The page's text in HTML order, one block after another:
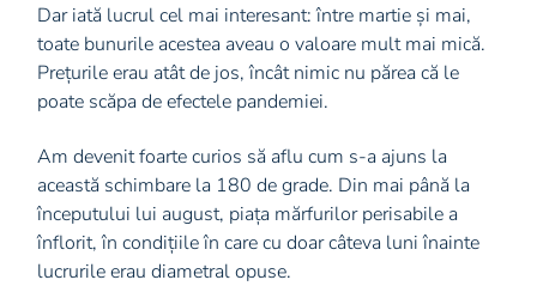
Dar iată lucrul cel mai interesant: între martie și mai,
toate bunurile acestea aveau o valoare mult mai mică.
Prețurile erau atât de jos, încât nimic nu părea că le
poate scăpa de efectele pandemiei.
Am devenit foarte curios să aflu cum s-a ajuns la
această schimbare la 180 de grade. Din mai până la
începutului lui august, piața mărfurilor perisabile a
înflorit, în condițiile în care cu doar câteva luni înainte
lucrurile erau diametral opuse.